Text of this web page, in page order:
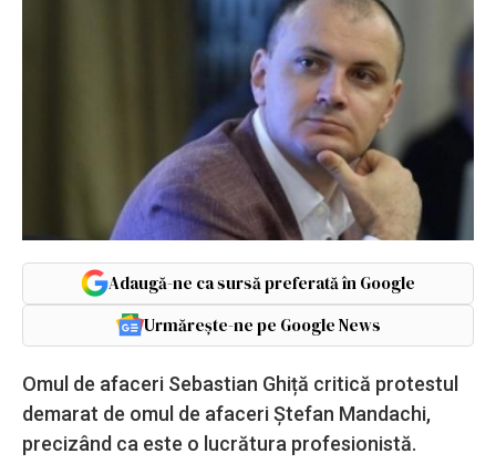
Adaugă-ne ca sursă preferată în Google
Urmărește-ne pe Google News
Omul de afaceri Sebastian Ghiță critică protestul
demarat de omul de afaceri Ștefan Mandachi,
precizând ca este o lucrătura profesionistă.